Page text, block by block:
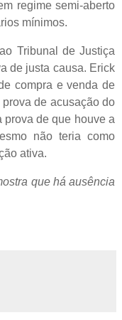
regime semi-aberto
mínimos.
Tribunal de Justiça
de justa causa. Erick
compra e venda de
de acusação do
prova de que houve a
não teria como
ativa.
que há ausência